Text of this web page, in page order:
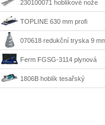
230100071 hoblíkové nože
HSS 210 mm Matrix
TOPLINE 630 mm profi
řezačka Kaufmann
070618 redukční tryska 9
Steinel
Ferm FGSG-3114 plynová
pájka SGM1006
1806B hoblík tesařský